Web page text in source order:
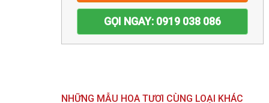
GỌI NGAY: 0919 038 086
NHỮNG MẪU HOA TƯƠI CÙNG LOẠI KHÁC